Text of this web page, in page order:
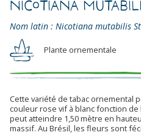
Nicotiana
Nom latin : Nicotiana mutabilis
Plante ornementale
Cette variété de tabac ornemental
couleur rose vif à blanc fonction
peut atteindre 1,50 mètre en
massif. Au Brésil, les fleurs sont